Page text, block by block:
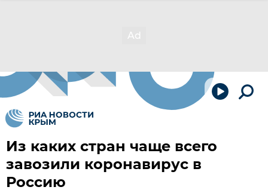
Из каких стран чаще всего
завозили коронавирус в
Россию